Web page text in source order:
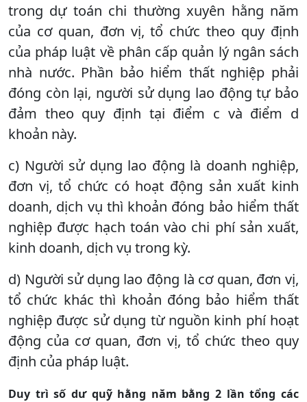
trong dự toán chi thường xuyên hằng năm
của cơ quan, đơn vị, tổ chức theo quy định
của pháp luật về phân cấp quản lý ngân sách
nhà nước. Phần bảo hiểm thất nghiệp phải
đóng còn lại, người sử dụng lao động tự bảo
đảm theo quy định tại điểm c và điểm d
khoản này.
c) Người sử dụng lao động là doanh nghiệp,
đơn vị, tổ chức có hoạt động sản xuất kinh
doanh, dịch vụ thì khoản đóng bảo hiểm thất
nghiệp được hạch toán vào chi phí sản xuất,
kinh doanh, dịch vụ trong kỳ.
d) Người sử dụng lao động là cơ quan, đơn vị,
tổ chức khác thì khoản đóng bảo hiểm thất
nghiệp được sử dụng từ nguồn kinh phí hoạt
động của cơ quan, đơn vị, tổ chức theo quy
định của pháp luật.
Duy trì số dư quỹ hằng năm bằng 2 lần tổng các